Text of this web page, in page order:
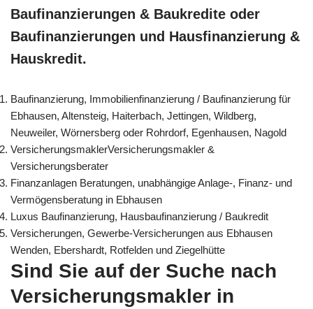
Baufinanzierungen & Baukredite oder
Baufinanzierungen und Hausfinanzierung &
Hauskredit.
Baufinanzierung, Immobilienfinanzierung / Baufinanzierung für
Ebhausen, Altensteig, Haiterbach, Jettingen, Wildberg,
Neuweiler, Wörnersberg oder Rohrdorf, Egenhausen, Nagold
VersicherungsmaklerVersicherungsmakler &
Versicherungsberater
Finanzanlagen Beratungen, unabhängige Anlage-, Finanz- und
Vermögensberatung in Ebhausen
Luxus Baufinanzierung, Hausbaufinanzierung / Baukredit
Versicherungen, Gewerbe-Versicherungen aus Ebhausen
Wenden, Ebershardt, Rotfelden und Ziegelhütte
Sind Sie auf der Suche nach
Versicherungsmakler in